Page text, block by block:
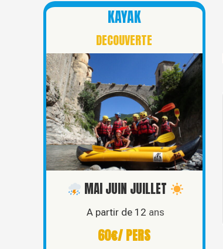
KAYAK
DECOUVERTE
MAI JUIN JUILLET
A partir de 12 ans
60€/ PERS